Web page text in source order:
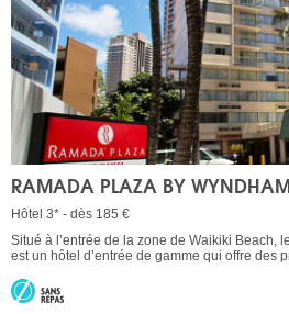
RAMADA PLAZA BY
Hôtel 3* - dès 185 €
Situé à l’entrée de la zone de Waikiki Beach,
est un hôtel d’entrée de gamme qui offre des